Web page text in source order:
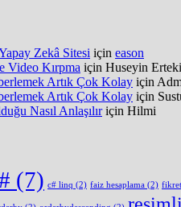
Zekâ Sitesi için eason
Video Kırpma için Huseyin
Artık Çok Kolay için
Artık Çok Kolay için
Nasıl Anlaşılıriçin Hilmi
(7) c# linq (2) faiz hesaplama (2)